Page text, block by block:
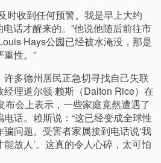
时收到任何预警。我是早上大约
话才醒来的。”他说他随后前往市
Hays公园已经被水淹没，那是
性。”
多德州居民正急切寻找自己失联
理道尔顿·赖斯（Dalton Rice）在
布会上表示，一些家庭竟然遭遇了
话。赖斯说：“这已经变成全球性
问题。受害者家属接到电话说‘我
放人’。这真的令人心碎，太可怕